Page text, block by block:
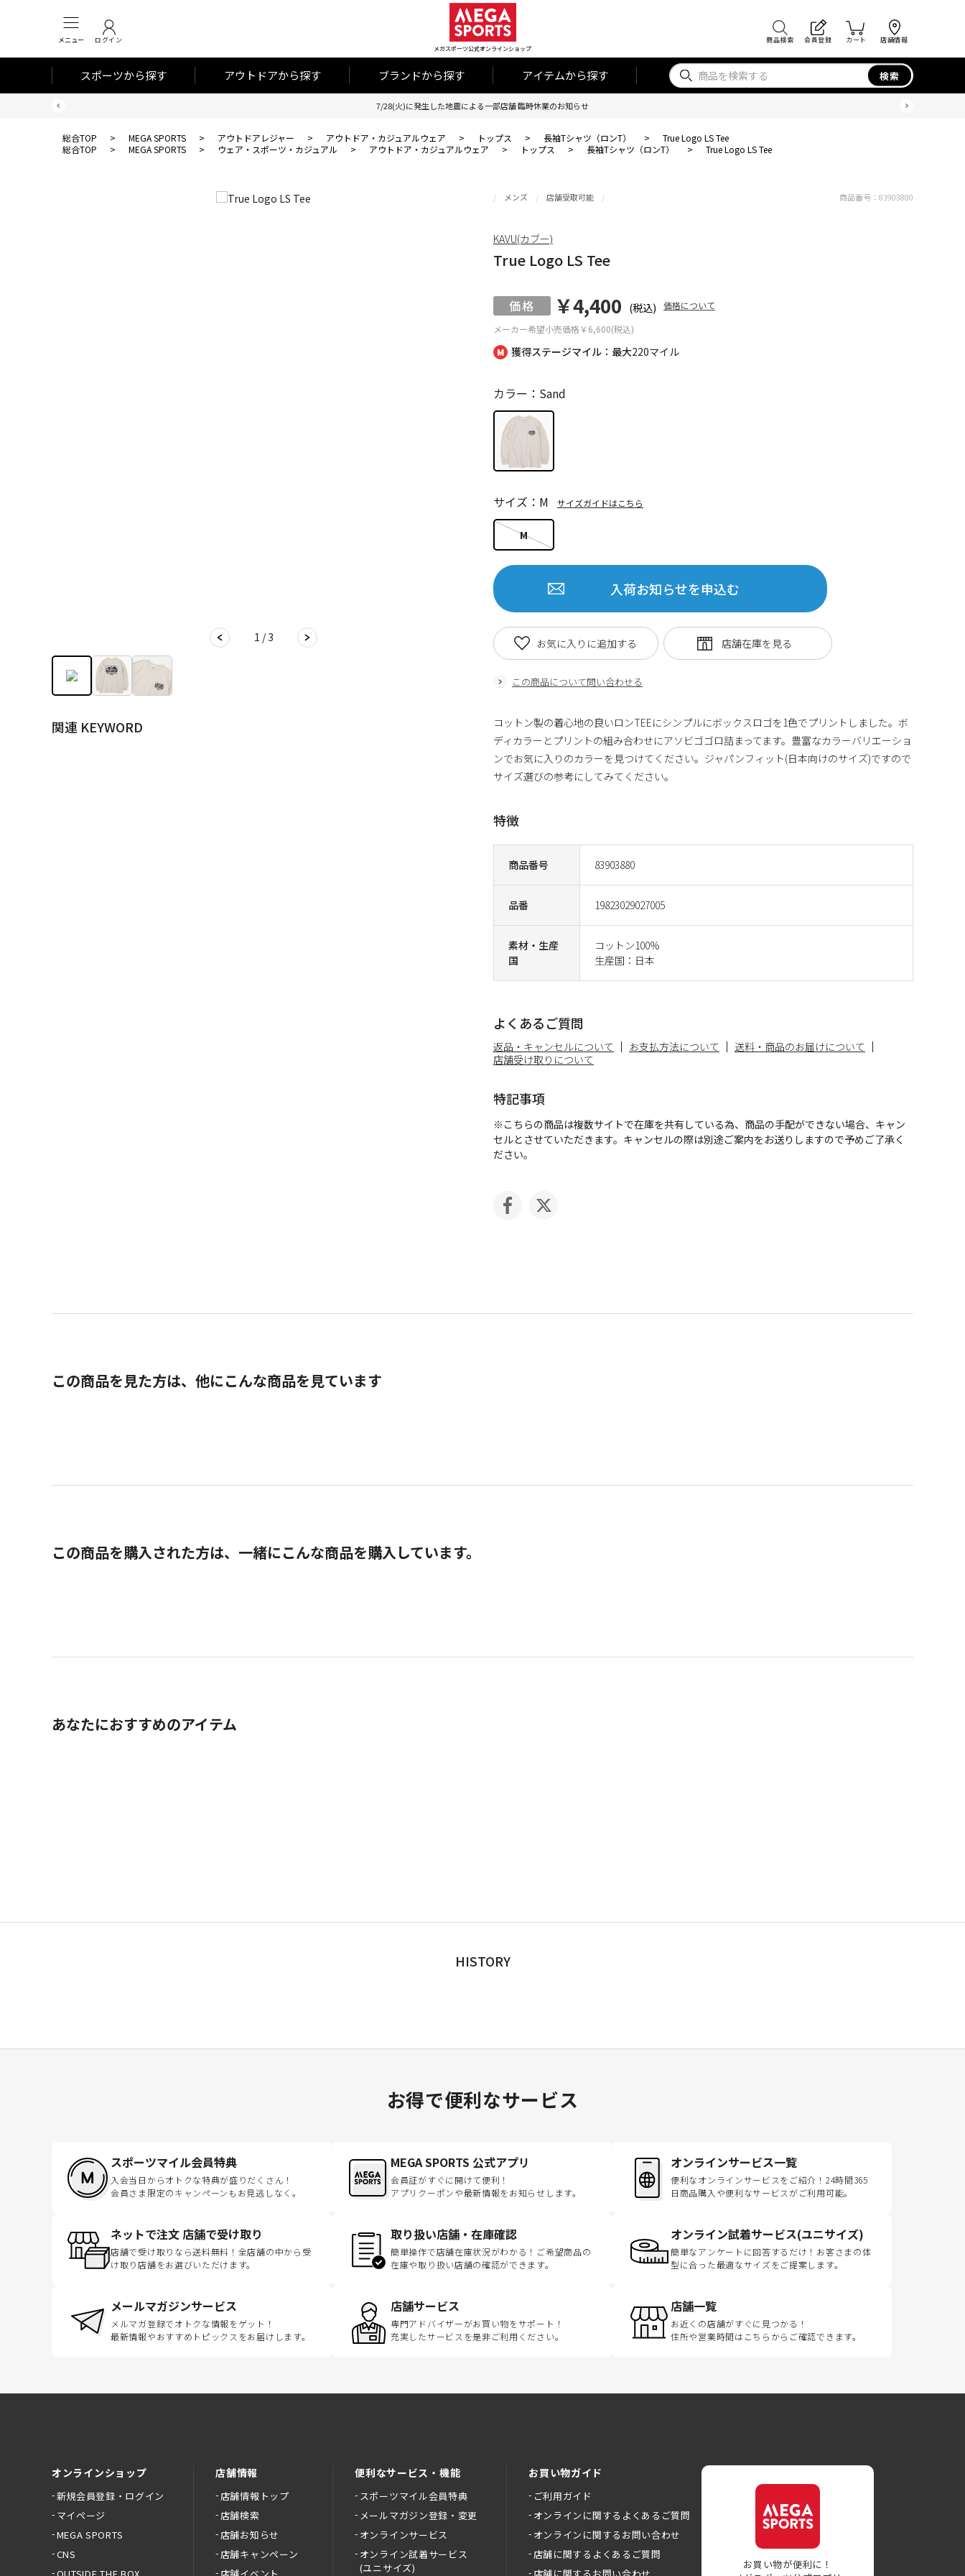
メニュー ログイン
メガスポーツ公式オンラインショップ
商品検索 会員登録 カート 店舗情報
スポーツから探す アウトドアから探す ブランドから探す アイテムから探す 検索
7/28(火)に発生した地震による一部店舗 臨時休業のお知らせ
総合TOP > MEGA SPORTS > アウトドアレジャー > アウトドア・カジュアルウェア > トップス > 長袖Tシャツ（ロンT） >
True Logo LS Tee
総合TOP
> MEGA SPORTS > ウェア・スポーツ・カジュアル > アウトドア・カジュアルウェア > トップス > 長袖Tシャツ（ロンT） > True Logo LS Tee
1 / 3
関連 KEYWORD
獲得ステージマイル：最大220マイル
メンズ 店舗受取可能
True Logo LS Tee
メーカー希望小売価格￥6,600(税込)
￥4,400 (税込) 価格について
商品番号 83903880
品番 19823029027005
素材・生産
国
コットン100%
生産国：日本
カラー：Sand
M
サイズ：M サイズガイドはこちら
入荷お知らせを申込む
この商品について問い合わせる
お気に入りに追加する
商品番号： 83903880
KAVU(カブー)
コットン製の着心地の良いロンTEEにシンプルにボックスロゴを1色でプリントしました。ボ
ディカラーとプリントの組み合わせにアソビゴゴロ詰まってます。豊富なカラーバリエーショ
ンでお気に入りのカラーを見つけてください。ジャパンフィット(日本向けのサイズ)ですので
サイズ選びの参考にしてみてください。
特徴
よくあるご質問
返品・キャンセルについて お支払方法について
送料・商品のお届けについて
店舗受け取りについて
特記事項
※こちらの商品は複数サイトで在庫を共有している為、商品の手配ができない場合、キャン
セルとさせていただきます。キャンセルの際は別途ご案内をお送りしますので予めご了承く
ださい。
この商品を見た方は、他にこんな商品を見ています
この商品を購入された方は、一緒にこんな商品を購入しています。
あなたにおすすめのアイテム
HISTORY
お得で便利なサービス
スポーツマイル会員特典
入会当日からオトクな特典が盛りだくさん！
会員さま限定のキャンペーンもお見逃しなく。
MEGA SPORTS 公式アプリ
会員証がすぐに開けて便利！
アプリクーポンや最新情報をお知らせします。
オンラインサービス一覧
便利なオンラインサービスをご紹介！24時間365
日商品購入や便利なサービスがご利用可能。
ネットで注文 店舗で受け取り
店舗で受け取りなら送料無料！全店舗の中から受
け取り店舗をお選びいただけます。
取り扱い店舗・在庫確認
簡単操作で店舗在庫状況がわかる！ご希望商品の
在庫や取り扱い店舗の確認ができます。
オンライン試着サービス(ユニサイズ)
簡単なアンケートに回答するだけ！お客さまの体
型に合った最適なサイズをご提案します。
メールマガジンサービス
メルマガ登録でオトクな情報をゲット！
最新情報やおすすめトピックスをお届けします。
店舗サービス
専門アドバイザーがお買い物をサポート！
充実したサービスを是非ご利用ください。
店舗一覧
お近くの店舗がすぐに見つかる！
住所や営業時間はこちらからご確認できます。
オンラインショップ
新規会員登録・ログイン
マイページ
MEGA SPORTS
CNS
店舗情報
店舗情報トップ
店舗検索
店舗お知らせ
店舗キャンペーン
便利なサービス・機能
スポーツマイル会員特典
メールマガジン登録・変更
オンラインサービス
オンライン試着サービス
(ユニサイズ)
お買い物ガイド
ご利用ガイド
オンラインに関するよくあるご質問
オンラインに関するお問い合わせ
店舗に関するよくあるご質問
お買い物が便利に！